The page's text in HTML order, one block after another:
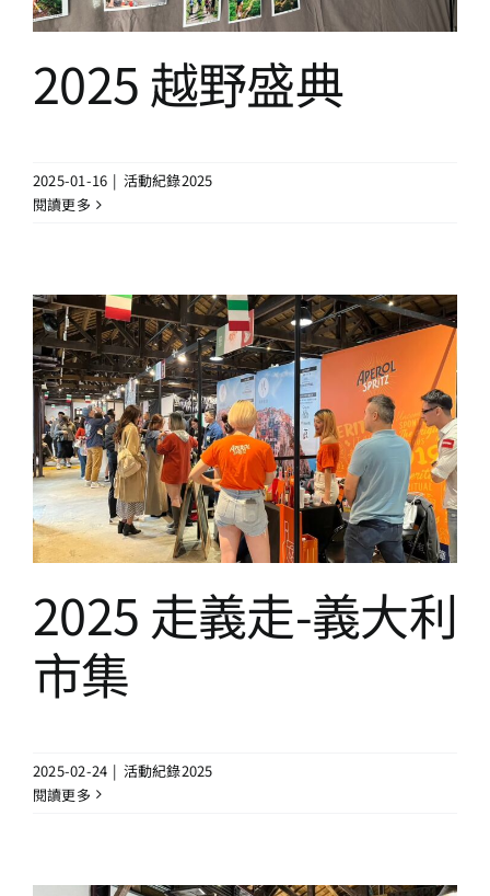
2025 越野盛典
2025-01-16 | 活動紀錄2025
閱讀更多
2025 走義走-義大利市集
活動紀錄2025
2025 走義走-義大利
市集
2025-02-24 | 活動紀錄2025
閱讀更多